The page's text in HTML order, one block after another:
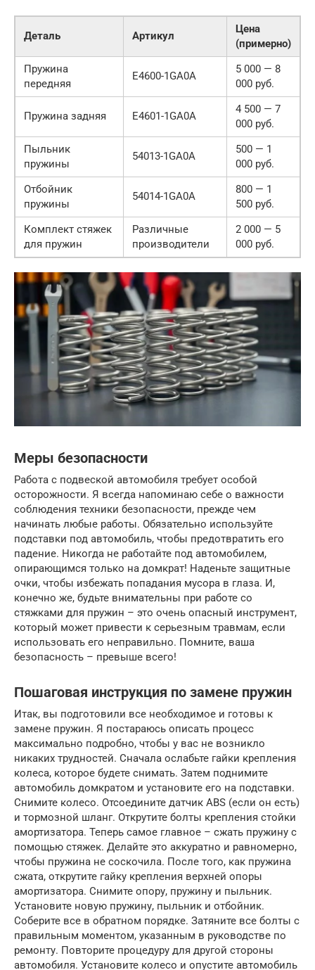
Деталь Артикул
Цена
(примерно)
Пружина
передняя
E4600-1GA0A
5 000 — 8
000 руб.
Пружина задняя E4601-1GA0A
4 500 — 7
000 руб.
Пыльник
пружины
54013-1GA0A
500 — 1
000 руб.
Отбойник
пружины
54014-1GA0A
800 — 1
500 руб.
Комплект стяжек
для пружин
Различные
производители
2 000 — 5
000 руб.
Меры безопасности
Работа с подвеской автомобиля требует особой
осторожности. Я всегда напоминаю себе о важности
соблюдения техники безопасности, прежде чем
начинать любые работы. Обязательно используйте
подставки под автомобиль, чтобы предотвратить его
падение. Никогда не работайте под автомобилем,
опирающимся только на домкрат! Наденьте защитные
очки, чтобы избежать попадания мусора в глаза. И,
конечно же, будьте внимательны при работе со
стяжками для пружин – это очень опасный инструмент,
который может привести к серьезным травмам, если
использовать его неправильно. Помните, ваша
безопасность – превыше всего!
Пошаговая инструкция по замене пружин
Итак, вы подготовили все необходимое и готовы к
замене пружин. Я постараюсь описать процесс
максимально подробно, чтобы у вас не возникло
никаких трудностей. Сначала ослабьте гайки крепления
колеса, которое будете снимать. Затем поднимите
автомобиль домкратом и установите его на подставки.
Снимите колесо. Отсоедините датчик ABS (если он есть)
и тормозной шланг. Открутите болты крепления стойки
амортизатора. Теперь самое главное – сжать пружину с
помощью стяжек. Делайте это аккуратно и равномерно,
чтобы пружина не соскочила. После того, как пружина
сжата, открутите гайку крепления верхней опоры
амортизатора. Снимите опору, пружину и пыльник.
Установите новую пружину, пыльник и отбойник.
Соберите все в обратном порядке. Затяните все болты с
правильным моментом, указанным в руководстве по
ремонту. Повторите процедуру для другой стороны
автомобиля. Установите колесо и опустите автомобиль